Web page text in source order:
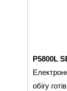
P5800L
обігу